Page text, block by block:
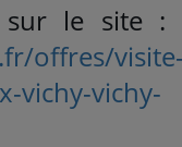
sur le site :
offres/
vichy-vichy-